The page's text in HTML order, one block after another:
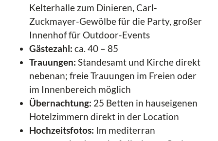
Kelterhalle zum Dinieren, Carl-
Zuckmayer-Gewölbe für die Party, großer
Innenhof für Outdoor-Events
Gästezahl: ca. 40 – 85
Trauungen: Standesamt und Kirche direkt
nebenan; freie Trauungen im Freien oder
im Innenbereich möglich
Übernachtung: 25 Betten in hauseigenen
Hotelzimmern direkt in der Location
Hochzeitsfotos: Im mediterran